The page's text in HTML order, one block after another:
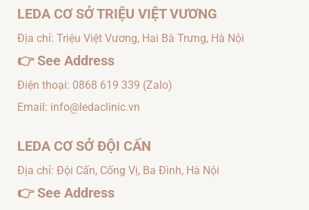
LEDA CƠ SỞ TRIỆU VIỆT VƯƠNG
Địa chỉ: Triệu Việt Vương, Hai Bà Trưng, Hà Nội
👉See Address
Điện thoại: 0868 619 339 (Zalo)
Email: info@ledaclinic.vn
LEDA CƠ SỞ ĐỘI CẤN
Địa chỉ: Đội Cấn, Cống Vị, Ba Đình, Hà Nội
👉See Address